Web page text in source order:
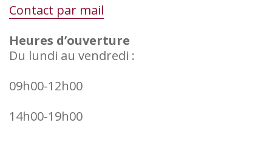
Contact par mail
Heures d’ouverture
Du lundi au vendredi :
09h00-12h00
14h00-19h00